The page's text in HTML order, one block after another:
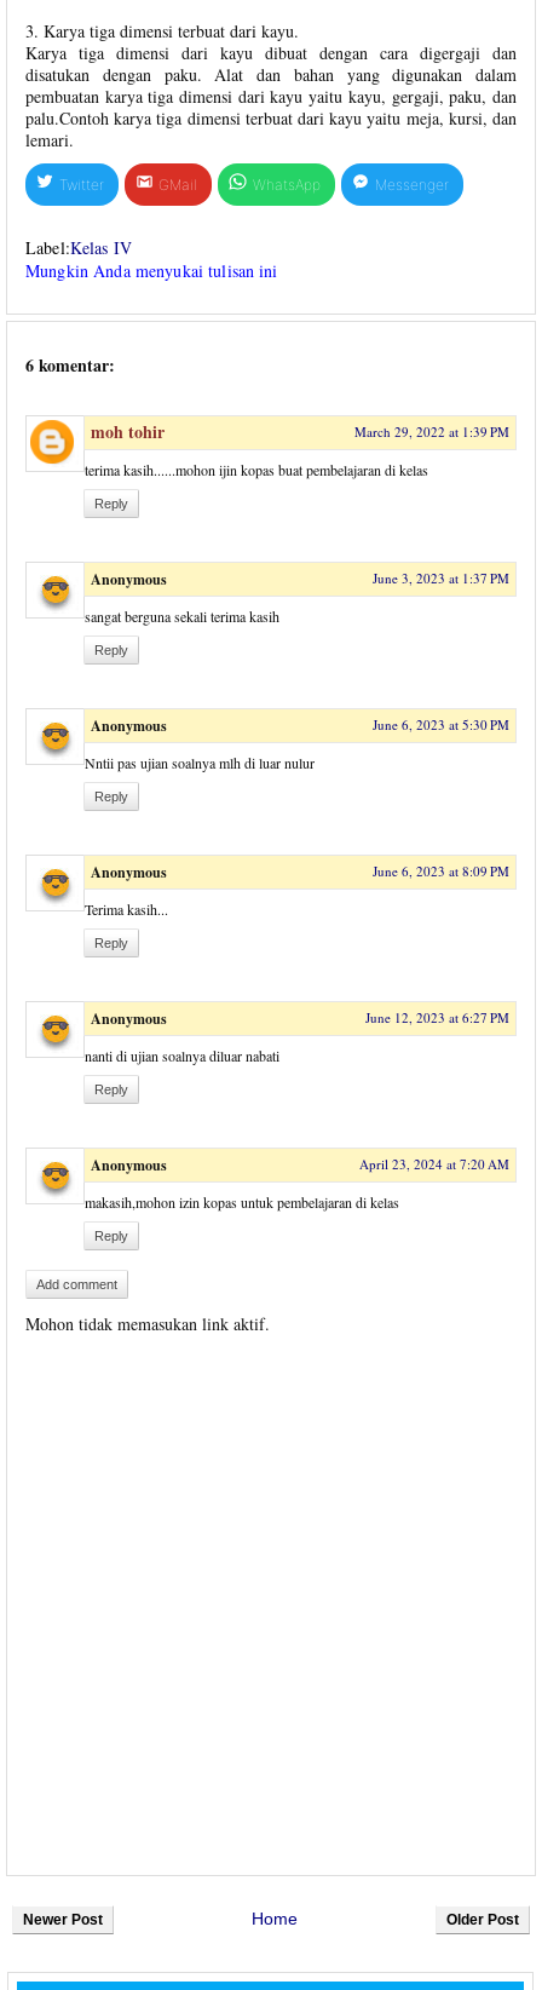
3. Karya tiga dimensi terbuat dari kayu.
Karya tiga dimensi dari kayu dibuat dengan cara digergaji dan
disatukan dengan paku. Alat dan bahan yang digunakan dalam
pembuatan karya tiga dimensi dari kayu yaitu kayu, gergaji, paku, dan
palu.Contoh karya tiga dimensi terbuat dari kayu yaitu meja, kursi, dan
lemari.
Twitter GMail WhatsApp Messenger
Label:Kelas IV
Mungkin Anda menyukai tulisan ini
6 komentar:
moh tohir March 29, 2022 at 1:39 PM
terima kasih......mohon ijin kopas buat pembelajaran di kelas
Reply
Anonymous June 3, 2023 at 1:37 PM
sangat berguna sekali terima kasih
Reply
Anonymous June 6, 2023 at 5:30 PM
Nntii pas ujian soalnya mlh di luar nulur
Reply
Anonymous June 6, 2023 at 8:09 PM
Terima kasih...
Reply
Anonymous June 12, 2023 at 6:27 PM
nanti di ujian soalnya diluar nabati
Reply
Anonymous April 23, 2024 at 7:20 AM
makasih,mohon izin kopas untuk pembelajaran di kelas
Reply
Add comment
Mohon tidak memasukan link aktif.
Newer Post Older Post
Home